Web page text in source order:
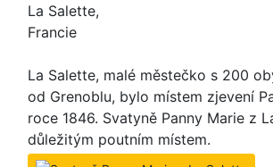
La Salette,
Francie
La Salette, malé městečko s 200
od Grenoblu, bylo místem zjevení
roce 1846. Svatyně Panny Marie z
důležitým poutním místem.